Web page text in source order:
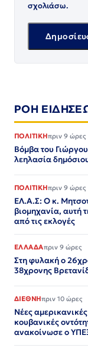
σχολιάσω.
ΡΟΗ
ΠΟΛΙΤΙΚΗπριν 9 ώρες
Βόμβα του
λεηλασία
ΠΟΛΙΤΙΚΗπριν 9 ώρες
ΕΛ.Α.Σ: Ο κ.
βιομηχανία, αυτή
από τις εκλογές
ΕΛΛΑΔΑπριν 9 ώρες
Στη φυλακή ο
38χρονης
ΔΙΕΘΝΗπριν 10 ώρες
Νέες
κουβανικές
ανακοίνωσε ο